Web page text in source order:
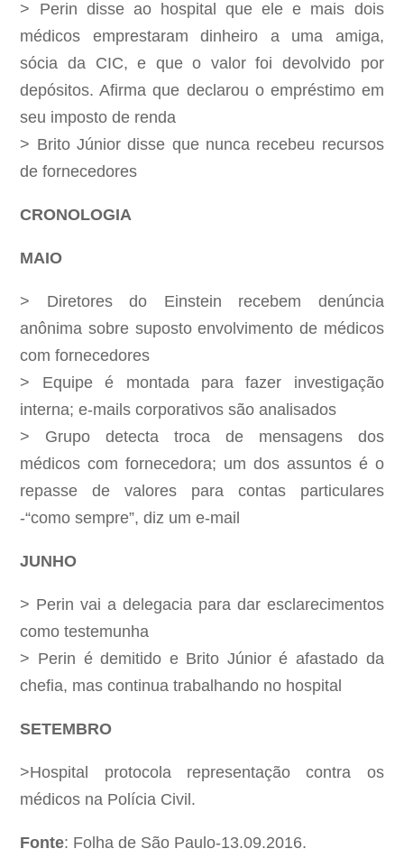
> Perin disse ao hospital que ele e mais dois
médicos emprestaram dinheiro a uma amiga,
sócia da CIC, e que o valor foi devolvido por
depósitos. Afirma que declarou o empréstimo em
seu imposto de renda
> Brito Júnior disse que nunca recebeu recursos
de fornecedores
CRONOLOGIA
MAIO
> Diretores do Einstein recebem denúncia
anônima sobre suposto envolvimento de médicos
com fornecedores
> Equipe é montada para fazer investigação
interna; e-mails corporativos são analisados
> Grupo detecta troca de mensagens dos
médicos com fornecedora; um dos assuntos é o
repasse de valores para contas particulares
-“como sempre”, diz um e-mail
JUNHO
> Perin vai a delegacia para dar esclarecimentos
como testemunha
> Perin é demitido e Brito Júnior é afastado da
chefia, mas continua trabalhando no hospital
SETEMBRO
>Hospital protocola representação contra os
médicos na Polícia Civil.
Fonte: Folha de São Paulo-13.09.2016.